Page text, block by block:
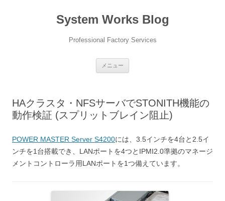
System Works Blog
Professional Factory Services
メニュー
HAクラスタ・NFSサーバでSTONITH機能の
動作検証 (スプリットブレイン阻止)
POWER MASTER Server S4200には、3.5インチを4台と2.5イ
ンチを1台搭載でき、LANポートを4つとIPMI2.0準拠のマネージ
メントコントローラ用LANポートを1つ備えています。